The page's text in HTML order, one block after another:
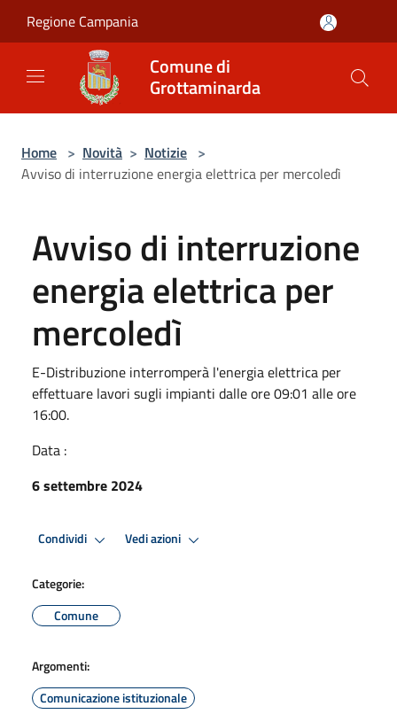
Regione Campania
Comune di
Grottaminarda
Home > Novità > Notizie >
Avviso di interruzione energia elettrica per mercoledì
Avviso di interruzione
energia elettrica per
mercoledì
E-Distribuzione interromperà l'energia elettrica per
effettuare lavori sugli impianti dalle ore 09:01 alle ore
16:00.
Data :
6 settembre 2024
Condividi Vedi azioni
Categorie:
Comune
Argomenti:
Comunicazione istituzionale